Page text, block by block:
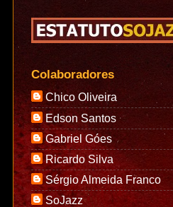
Colaboradores
Chico Oliveira
Edson Santos
Gabriel Góes
Ricardo Silva
Sérgio Almeida Franco
SoJazz